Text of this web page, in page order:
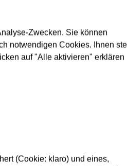
Zwecken. Sie können
notwendigen Cookies. Ihnen
auf "Alle aktivieren" erklären
(Cookie: klaro) und eines,